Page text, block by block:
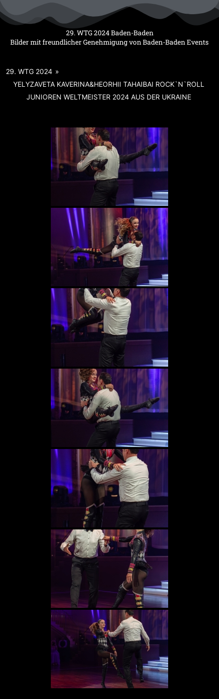
Inhalt
29. WTG 2024 Baden-Baden
Bilder mit freundlicher Genehmigung von Baden-Baden Events
29. WTG 2024 »
YELYZAVETA KAVERINA&HEORHII TAHAIBAI ROCK`N`ROLL
JUNIOREN WELTMEISTER 2024 AUS DER UKRAINE